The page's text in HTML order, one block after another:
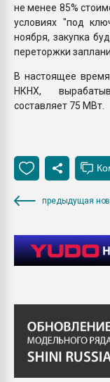
не менее 85%
условиях "под
ноября, закупка
переторжки
В настоящее
НКНХ,
составляет 75 МВт.
предыдущая